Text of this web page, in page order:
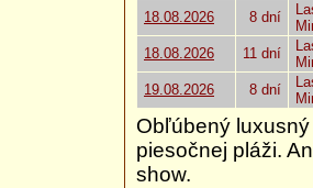
18.08.2026
8 dní
18.08.2026
11 dní
19.08.2026
8 dní
Obľúbený
piesočnej pláži.
show.